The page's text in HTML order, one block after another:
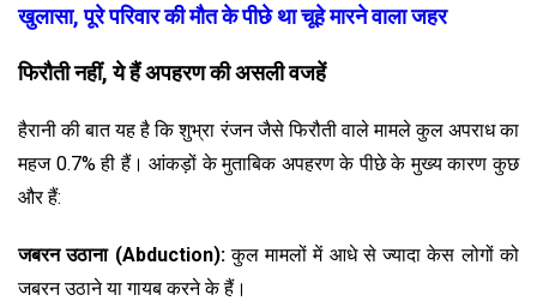
खुलासा, पूरे परिवार की मौत के पीछे था चूहे मारने वाला जहर
फिरौती नहीं, ये हैं अपहरण की असली वजहें
हैरानी की बात यह है कि शुभ्रा रंजन जैसे फिरौती वाले मामले कुल अपराध का
महज 0.7% ही हैं। आंकड़ों के मुताबिक अपहरण के पीछे के मुख्य कारण कुछ
और हैं:
जबरन उठाना (Abduction):कुल मामलों में आधे से ज्यादा केस लोगों को
जबरन उठाने या गायब करने के हैं।